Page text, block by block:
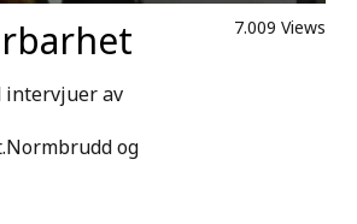
7.009 Views
intervjuer av
og